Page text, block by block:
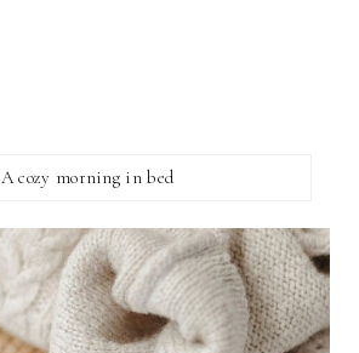
A cozy morning in bed